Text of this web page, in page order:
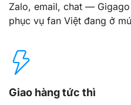
Zalo, email, chat —
phục vụ fan Việt đang ở
Giao hàng tức thì